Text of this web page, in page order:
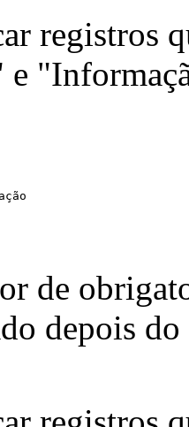
registros
e
de
depois